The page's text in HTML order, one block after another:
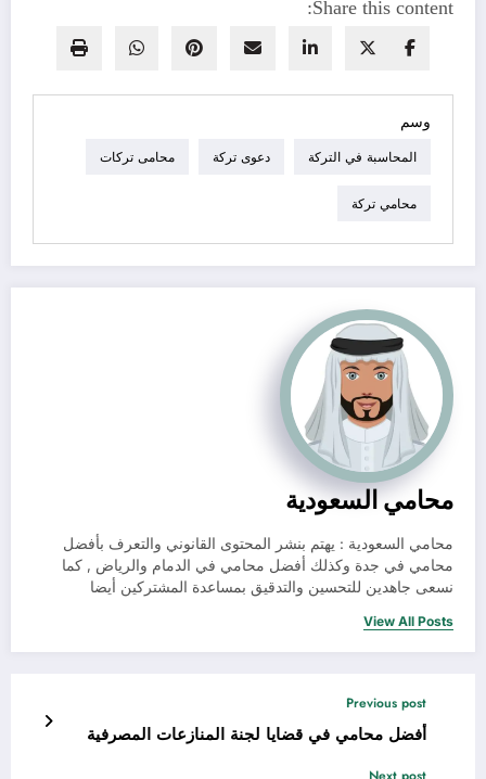
Share this content:
وسم
المحاسبة في التركة دعوى تركة محامى تركات
محامي تركة
محامي السعودية
محامي السعودية : يهتم بنشر المحتوى القانوني والتعرف بأفضل
محامي في جدة وكذلك أفضل محامي في الدمام والرياض , كما
نسعى جاهدين للتحسين والتدقيق بمساعدة المشتركين أيضا
View All Posts
Previous post
أفضل محامي في قضايا لجنة المنازعات المصرفية